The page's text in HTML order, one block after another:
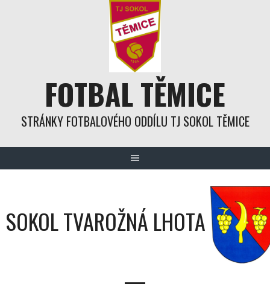
FOTBAL TĚMICE
STRÁNKY FOTBALOVÉHO ODDÍLU TJ SOKOL TĚMICE
SOKOL TVAROŽNÁ LHOTA
—